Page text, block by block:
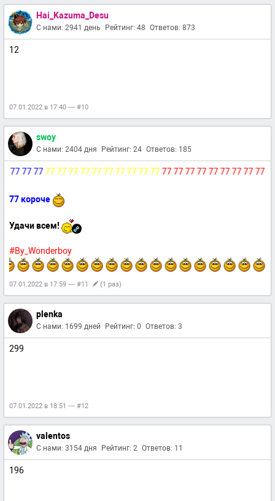
Hai_Kazuma_Desu
С нами: 2941 день Рейтинг: 48 Ответов: 873
12
07.01.2022 в 17:40 — #10
swoy
С нами: 2404 дня Рейтинг: 24 Ответов: 185
77 7777 77 77 77 77 77 77 77 77 7777 77 77 77 77 77 77 77 77 7777
77 короче
Удачи всем!
#By_Wonderboy
07.01.2022 в 17:59 — #11 (1 раз)
plenka
С нами: 1699 дней Рейтинг: 0 Ответов: 3
299
07.01.2022 в 18:51 — #12
valentos
С нами: 3154 дня Рейтинг: 2 Ответов: 11
196